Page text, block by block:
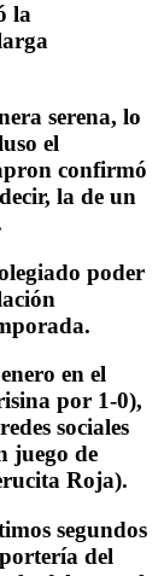
la
serena, lo
el
confirmó
la de un
poder
en el
por 1-0),
sociales
juego de
Roja).
segundos
del